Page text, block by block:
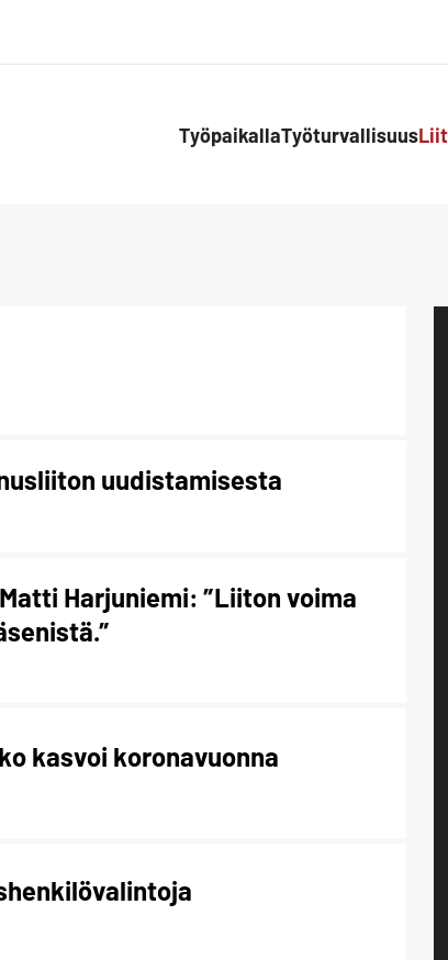
TyöpaikallaTyöturvallisuus
uudistamisesta
Harjuniemi: ”Liiton voima
kasvoi koronavuonna